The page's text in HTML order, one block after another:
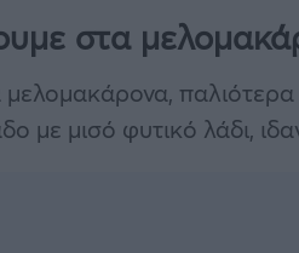
στα
μελομακάρονα,
με μισό φυτικό λάδι,